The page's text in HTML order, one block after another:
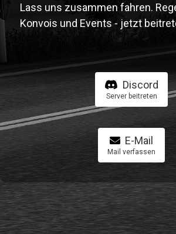
Lass uns zusammen fahren.
Konvois und Events - jetzt
Discord
Server beitreten
E-Mail
Mail verfassen